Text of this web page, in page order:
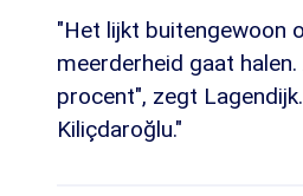
"Het lijkt buitengewoon
meerderheid gaat
procent", zegt
Kiliçdaroğlu."